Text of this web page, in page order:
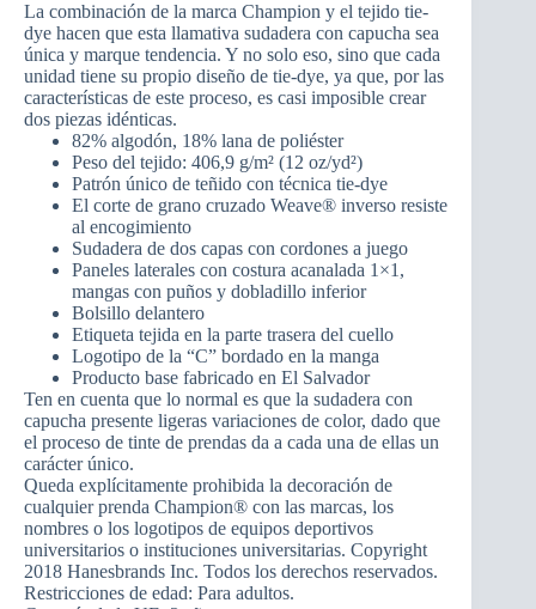
La combinación de la marca Champion y el tejido tie-
dye hacen que esta llamativa sudadera con capucha sea
única y marque tendencia. Y no solo eso, sino que cada
unidad tiene su propio diseño de tie-dye, ya que, por las
características de este proceso, es casi imposible crear
dos piezas idénticas.
82% algodón, 18% lana de poliéster
Peso del tejido: 406,9 g/m² (12 oz/yd²)
Patrón único de teñido con técnica tie-dye
El corte de grano cruzado Weave® inverso resiste
al encogimiento
Sudadera de dos capas con cordones a juego
Paneles laterales con costura acanalada 1×1,
mangas con puños y dobladillo inferior
Bolsillo delantero
Etiqueta tejida en la parte trasera del cuello
Logotipo de la “C” bordado en la manga
Producto base fabricado en El Salvador
Ten en cuenta que lo normal es que la sudadera con
capucha presente ligeras variaciones de color, dado que
el proceso de tinte de prendas da a cada una de ellas un
carácter único.
Queda explícitamente prohibida la decoración de
cualquier prenda Champion® con las marcas, los
nombres o los logotipos de equipos deportivos
universitarios o instituciones universitarias. Copyright
2018 Hanesbrands Inc. Todos los derechos reservados.
Restricciones de edad: Para adultos.